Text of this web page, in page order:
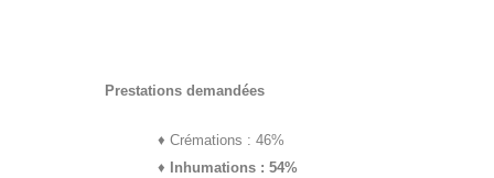
Prestations demandées
♦Crémations : 46%
♦
Inhumations : 54%